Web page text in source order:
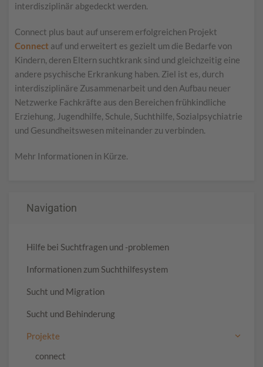
interdisziplinär abgedeckt werden.
Connect plus baut auf unserem erfolgreichen Projekt
Connect auf und erweitert es gezielt um die Bedarfe von
Kindern, deren Eltern suchtkrank sind und gleichzeitig eine
andere psychische Erkrankung haben. Ziel ist es, durch
interdisziplinäre Zusammenarbeit und den Aufbau neuer
Netzwerke Fachkräfte aus den Bereichen frühkindliche
Erziehung, Jugendhilfe, Schule, Suchthilfe, Sozialpsychiatrie
und Gesundheitswesen miteinander zu verbinden.
Mehr Informationen in Kürze.
Navigation
Hilfe bei Suchtfragen und -problemen
Informationen zum Suchthilfesystem
Sucht und Migration
Sucht und Behinderung
Projekte
connect